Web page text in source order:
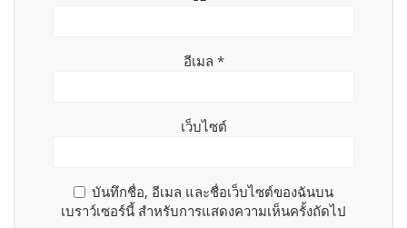
อีเมล *
เว็บไซต์
บันทึกชื่อ, อีเมล และชื่อเว็บไซต์ของฉันบน
เบราว์เซอร์นี้ สำหรับการแสดงความเห็นครั้งถัดไป